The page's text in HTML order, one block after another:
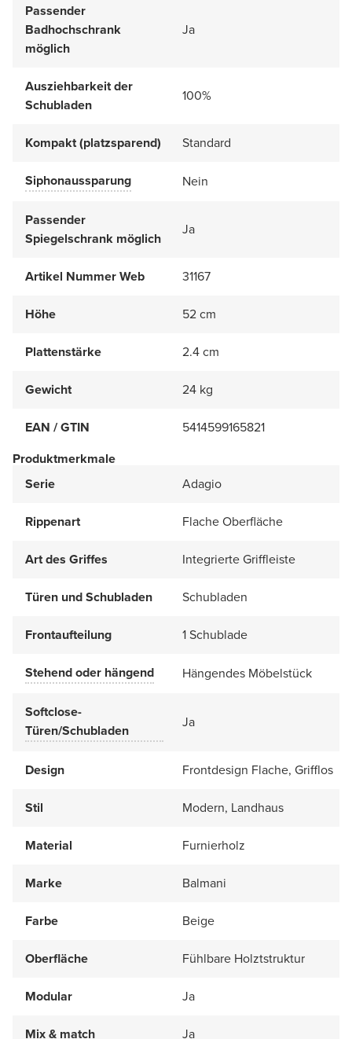
Passender
Badhochschrank
möglich
Ja
Ausziehbarkeit der
Schubladen
100%
Kompakt (platzsparend) Standard
Siphonaussparung Nein
Passender
Spiegelschrank möglich
Ja
Artikel Nummer Web 31167
Höhe 52 cm
Plattenstärke 2.4 cm
Gewicht 24 kg
EAN / GTIN
5414599165821
Produktmerkmale
Serie
Adagio
Rippenart Flache Oberfläche
Art des Griffes Integrierte Griffleiste
Türen und Schubladen Schubladen
Frontaufteilung 1 Schublade
Stehend oder hängend Hängendes Möbelstück
Softclose-
Türen/Schubladen
Ja
Design Frontdesign Flache, Grifflos
Stil Modern, Landhaus
Material Furnierholz
Marke Balmani
Farbe Beige
Oberfläche Fühlbare Holztstruktur
Modular Ja
Mix & match Ja